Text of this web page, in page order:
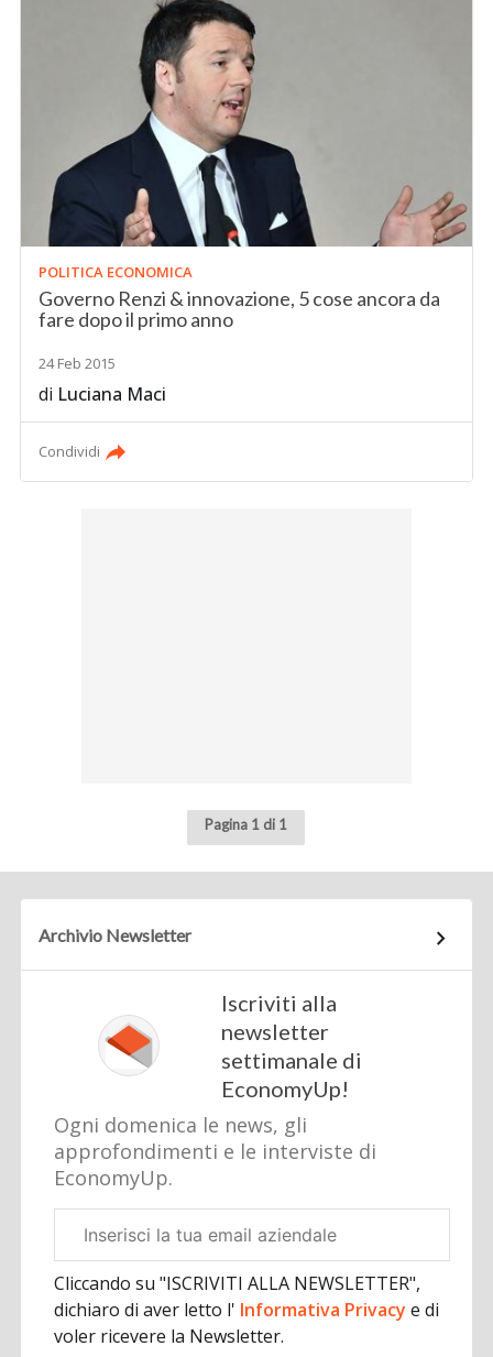
POLITICA ECONOMICA
Governo Renzi & innovazione, 5 cose ancora da
fare dopo il primo anno
24 Feb 2015
di Luciana Maci
Condividi
Pagina 1 di 1
Archivio Newsletter
Iscriviti alla
newsletter
settimanale di
EconomyUp!
Ogni domenica le news, gli
approfondimenti e le interviste di
EconomyUp.
aziendale
Cliccando su "ISCRIVITI ALLA NEWSLETTER",
dichiaro di aver letto l' Informativa Privacye di
voler ricevere la Newsletter.